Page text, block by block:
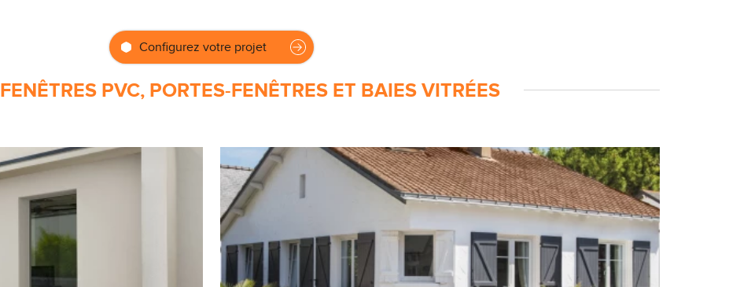
Configurez votre projet
FENÊTRES PVC, PORTES-FENÊTRES ET BAIES VITRÉES